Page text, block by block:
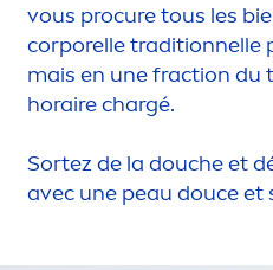
vous procure tous les
corporelle traditionnelle
mais en une fraction du
horaire chargé.
Sortez de la douche et
avec une peau douce et